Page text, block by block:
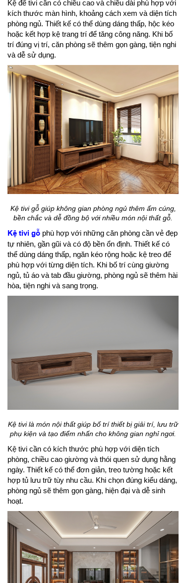
Kệ để tivi cần có chiều cao và chiều dài phù hợp với
kích thước màn hình, khoảng cách xem và diện tích
phòng ngủ. Thiết kế có thể dùng dáng thấp, hộc kéo
hoặc kết hợp kệ trang trí để tăng công năng. Khi bố
trí đúng vị trí, căn phòng sẽ thêm gọn gàng, tiện nghi
và dễ sử dụng.
Kệ tivi gỗ giúp không gian phòng ngủ thêm ấm cúng,
bền chắc và dễ đồng bộ với nhiều món nội thất gỗ.
Kệ tivi gỗ phù hợp với những căn phòng cần vẻ đẹp
tự nhiên, gần gũi và có độ bền ổn định. Thiết kế có
thể dùng dáng thấp, ngăn kéo rộng hoặc kệ treo để
phù hợp với từng diện tích. Khi bố trí cùng giường
ngủ, tủ áo và tab đầu giường, phòng ngủ sẽ thêm hài
hòa, tiện nghi và sang trọng.
Kệ tivi là món nội thất giúp bố trí thiết bị giải trí, lưu trữ
phụ kiện và tạo điểm nhấn cho không gian nghỉ ngơi.
Kệ tivi cần có kích thước phù hợp với diện tích
phòng, chiều cao giường và thói quen sử dụng hằng
ngày. Thiết kế có thể đơn giản, treo tường hoặc kết
hợp tủ lưu trữ tùy nhu cầu. Khi chọn đúng kiểu dáng,
phòng ngủ sẽ thêm gọn gàng, hiện đại và dễ sinh
hoạt.